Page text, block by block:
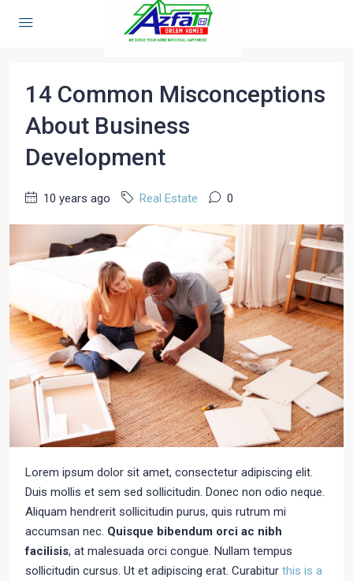
Home
14 Common Misconceptions About Business Development
14 Common Misconceptions
About Business
Development
10 years ago Real Estate 0
Lorem ipsum dolor sit amet, consectetur adipiscing elit.
Duis mollis et sem sed sollicitudin. Donec non odio neque.
Aliquam hendrerit sollicitudin purus, quis rutrum mi
accumsan nec. Quisque bibendum orci ac nibh
facilisis, at malesuada orci congue. Nullam tempus
sollicitudin cursus. Ut et adipiscing erat. Curabitur this is a